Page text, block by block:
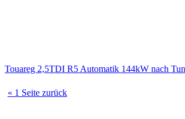
Touareg 2,5TDI R5 Automatik 144kW nach
« 1 Seite zurück